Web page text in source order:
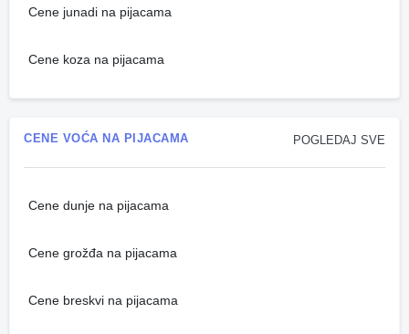
Cene junadi na pijacama
Cene koza na pijacama
POGLEDAJ SVE
CENE VOĆA NA PIJACAMA
Cene dunje na pijacama
Cene grožđa na pijacama
Cene breskvi na pijacama